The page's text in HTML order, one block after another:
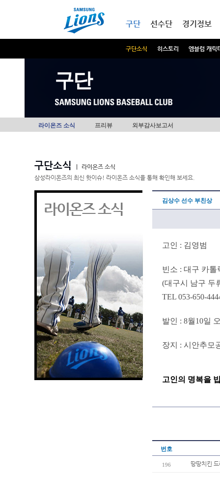
구단
구단소식 히스토리 엠블럼 캐릭
선수단 경기정보
구단
라이온즈 소식 프리뷰 외부감사보고서
구단소식
라이온즈 소식
삼성라이온즈의 최신 핫이슈! 라이온즈 소식을 통해 확인해 보세요.
라이온즈 소식 김상수 선수 부친상
고인 : 김영범
빈소 : 대구 카
(대구시 남구 두
TEL 053-650-
발인 : 8월10일
장지 : 시안추모
고인의 명복을
번호
196 땅땅치킨